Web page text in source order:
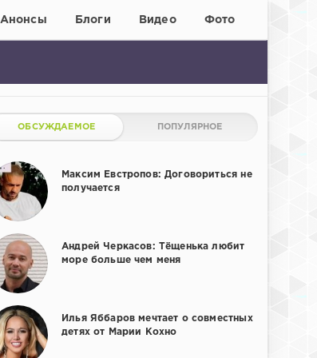
Анонсы Блоги Видео Фото
ОБСУЖДАЕМОЕ ПОПУЛЯРНОЕ
Максим Евстропов: Договориться не
получается
Андрей Черкасов: Тёщенька любит
море больше чем меня
Илья Яббаров мечтает о совместных
детях от Марии Кохно